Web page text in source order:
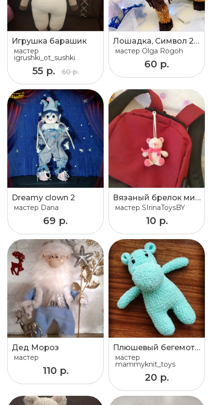
Игрушка барашик
мастер
igrushki_ot_sushki
55 р. 60 р.
Лошадка, Символ 2026 года
мастер Olga Rogoh
60 р.
Dreamy clown 2
мастер Dana
69 р.
Вязаный брелок мишка
мастер SIrinaToysBY
10 р.
Дед Мороз
мастер
110 р.
Плюшевый бегемотик.
мастер
mammyknit_toys
20 р.